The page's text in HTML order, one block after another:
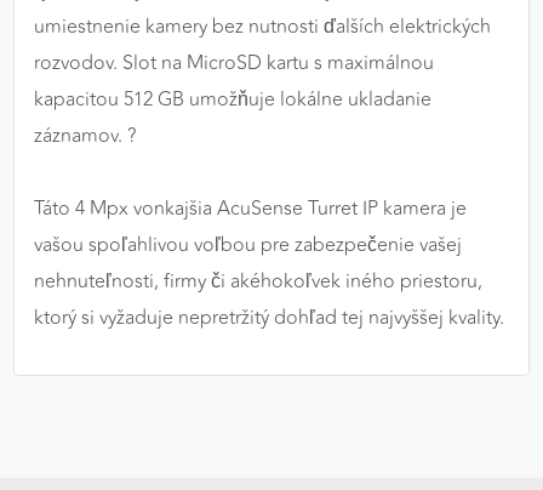
umiestnenie kamery bez nutnosti ďalších elektrických
rozvodov. Slot na MicroSD kartu s maximálnou
kapacitou 512 GB umožňuje lokálne ukladanie
záznamov. ?
Táto 4 Mpx vonkajšia AcuSense Turret IP kamera je
vašou spoľahlivou voľbou pre zabezpečenie vašej
nehnuteľnosti, firmy či akéhokoľvek iného priestoru,
ktorý si vyžaduje nepretržitý dohľad tej najvyššej kvality.